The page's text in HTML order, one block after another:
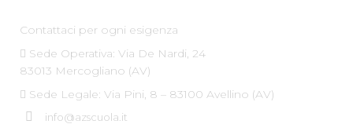
Contattaci per ogni esigenza
Sede Operativa: Via De Nardi, 24
83013 Mercogliano (AV)
Sede Legale: Via Pini, 8 – 83100 Avellino (AV)
info@azscuola.it